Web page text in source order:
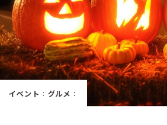
スポット
「場」
HAREL
イベント ： グルメ ：